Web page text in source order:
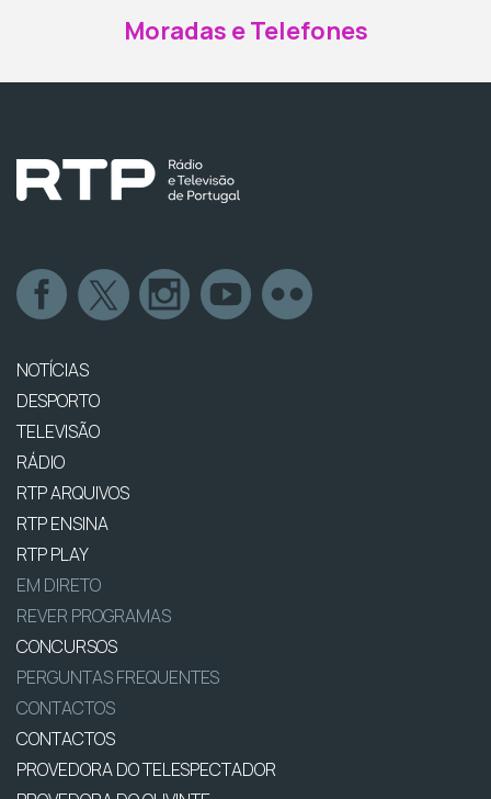
Moradas e Telefones
NOTÍCIAS
DESPORTO
TELEVISÃO
RÁDIO
RTP ARQUIVOS
RTP ENSINA
RTP PLAY
EM DIRETO
REVER PROGRAMAS
CONCURSOS
PERGUNTAS FREQUENTES
CONTACTOS
CONTACTOS
PROVEDORA DO TELESPECTADOR